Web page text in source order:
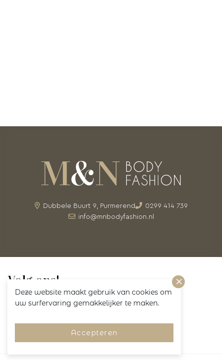
Deze website maakt gebruik van cookies om
uw surfervaring gemakkelijker te maken.
Accepteren
Dubbele Buurt 9, Purmerend
0299 414 739
info@mnbodyfashion.nl
Volg ons!